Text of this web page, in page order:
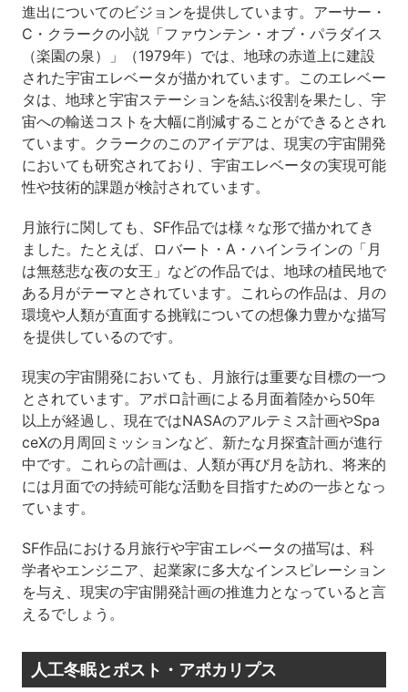
進出についてのビジョンを提供しています。アーサー・
C・クラークの小説「ファウンテン・オブ・パラダイス
（楽園の泉）」（1979年）では、地球の赤道上に建設
された宇宙エレベータが描かれています。このエレベー
タは、地球と宇宙ステーションを結ぶ役割を果たし、宇
宙への輸送コストを大幅に削減することができるとされ
ています。クラークのこのアイデアは、現実の宇宙開発
においても研究されており、宇宙エレベータの実現可能
性や技術的課題が検討されています。
月旅行に関しても、SF作品では様々な形で描かれてき
ました。たとえば、ロバート・A・ハインラインの「月
は無慈悲な夜の女王」などの作品では、地球の植民地で
ある月がテーマとされています。これらの作品は、月の
環境や人類が直面する挑戦についての想像力豊かな描写
を提供しているのです。
現実の宇宙開発においても、月旅行は重要な目標の一つ
とされています。アポロ計画による月面着陸から50年
以上が経過し、現在ではNASAのアルテミス計画やSpa
ceXの月周回ミッションなど、新たな月探査計画が進行
中です。これらの計画は、人類が再び月を訪れ、将来的
には月面での持続可能な活動を目指すための一歩となっ
ています。
SF作品における月旅行や宇宙エレベータの描写は、科
学者やエンジニア、起業家に多大なインスピレーション
を与え、現実の宇宙開発計画の推進力となっていると言
えるでしょう。
人工冬眠とポスト・アポカリプス